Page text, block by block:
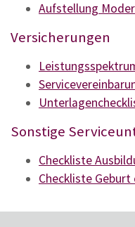
Aufstellung
Versicherungen
Sonstige
Checkliste
Checkliste Geburt